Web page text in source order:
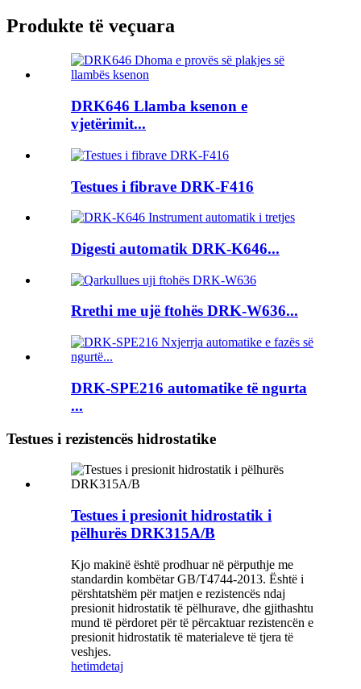
Produkte të veçuara
DRK646 Llamba ksenon e
vjetërimit...
Testues i fibrave DRK-F416
Digesti automatik DRK-K646...
Rrethi me ujë ftohës DRK-W636...
DRK-SPE216 automatike të ngurta
...
Testues i rezistencës hidrostatike
Testues i presionit hidrostatik i
pëlhurës DRK315A/B
Kjo makinë është prodhuar në përputhje me
standardin kombëtar GB/T4744-2013. Është i
përshtatshëm për matjen e rezistencës ndaj
presionit hidrostatik të pëlhurave, dhe gjithashtu
mund të përdoret për të përcaktuar rezistencën e
presionit hidrostatik të materialeve të tjera të
veshjes.
hetimdetaj